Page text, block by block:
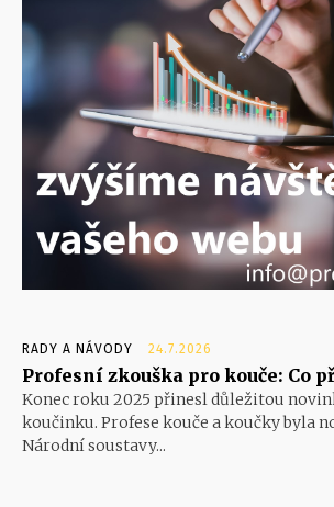
RADY A NÁVODY 24.7.2026
Profesní zkouška pro kouče: Co
Konec roku 2025 přinesl důležitou
koučinku. Profese kouče a koučky byla
Národní soustavy...